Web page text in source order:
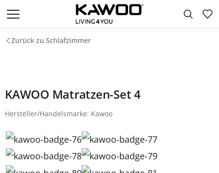
Zum Hauptinhalt springen
Zurück zu Schlafzimmer
KAWOO Matratzen-Set 4
Hersteller/Handelsmarke: Kawoo